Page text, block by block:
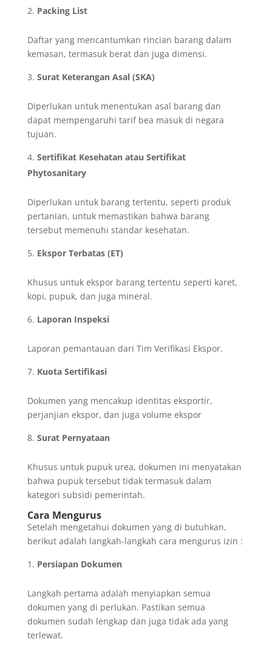
Packing List
Daftar yang mencantumkan rincian barang dalam
kemasan, termasuk berat dan juga dimensi.
Surat Keterangan Asal (SKA)
Diperlukan untuk menentukan asal barang dan
dapat mempengaruhi tarif bea masuk di negara
tujuan.
Sertifikat Kesehatan atau Sertifikat
Phytosanitary
Diperlukan untuk barang tertentu, seperti produk
pertanian, untuk memastikan bahwa barang
tersebut memenuhi standar kesehatan.
Ekspor Terbatas (ET)
Khusus untuk ekspor barang tertentu seperti karet,
kopi, pupuk, dan juga mineral.
Laporan Inspeksi
Laporan pemantauan dari Tim Verifikasi Ekspor.
Kuota Sertifikasi
Dokumen yang mencakup identitas eksportir,
perjanjian ekspor, dan juga volume ekspor
Surat Pernyataan
Khusus untuk pupuk urea, dokumen ini menyatakan
bahwa pupuk tersebut tidak termasuk dalam
kategori subsidi pemerintah.
Cara Mengurus
Setelah mengetahui dokumen yang di butuhkan,
berikut adalah langkah-langkah cara mengurus izin :
Persiapan Dokumen
Langkah pertama adalah menyiapkan semua
dokumen yang di perlukan. Pastikan semua
dokumen sudah lengkap dan juga tidak ada yang
terlewat.